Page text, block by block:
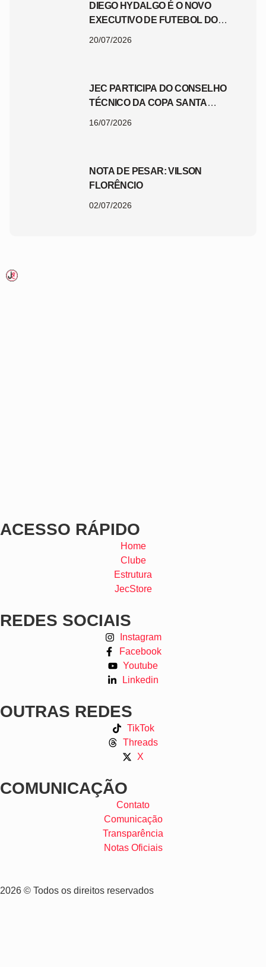
DIEGO HYDALGO É O NOVO
EXECUTIVO DE FUTEBOL DO
20/07/2026
JEC PARTICIPA DO CONSELHO
TÉCNICO DA COPA SANTA
16/07/2026
NOTA DE PESAR: VILSON
FLORÊNCIO
02/07/2026
ACESSO RÁPIDO
Home
Clube
Estrutura
JecStore
REDES SOCIAIS
Instagram
Facebook
Youtube
Linkedin
OUTRAS REDES
TikTok
Threads
X
COMUNICAÇÃO
Contato
Comunicação
Transparência
Notas Oficiais
2026 © Todos os direitos reservados